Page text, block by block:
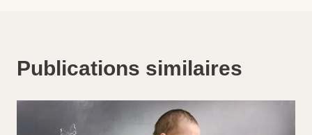
Publications similaires